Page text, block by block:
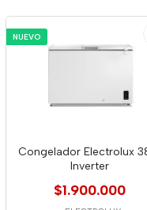
NUEVO
Congelador Electrolux
Inverter
$1.900.000